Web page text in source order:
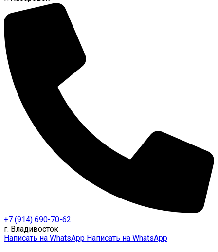
+7 (914) 690-70-62
г. Владивосток
Написать на WhatsApp Написать на WhatsApp